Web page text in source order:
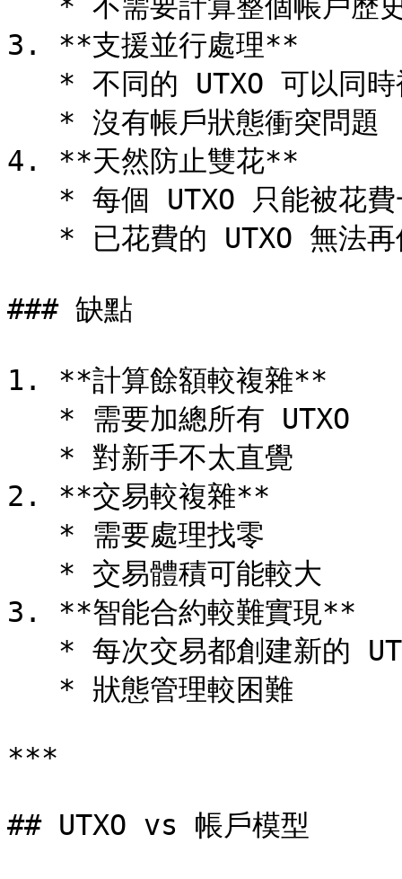
3. **支援並行處理**
4. **天然防止雙花**
### 缺點
1. **計算餘額較複雜**
2. **交易較複雜**
3. **智能合約較難實現**
***
## UTXO vs 帳戶模型